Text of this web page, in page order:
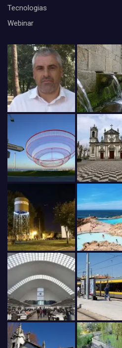
Tecnologias
Webinar